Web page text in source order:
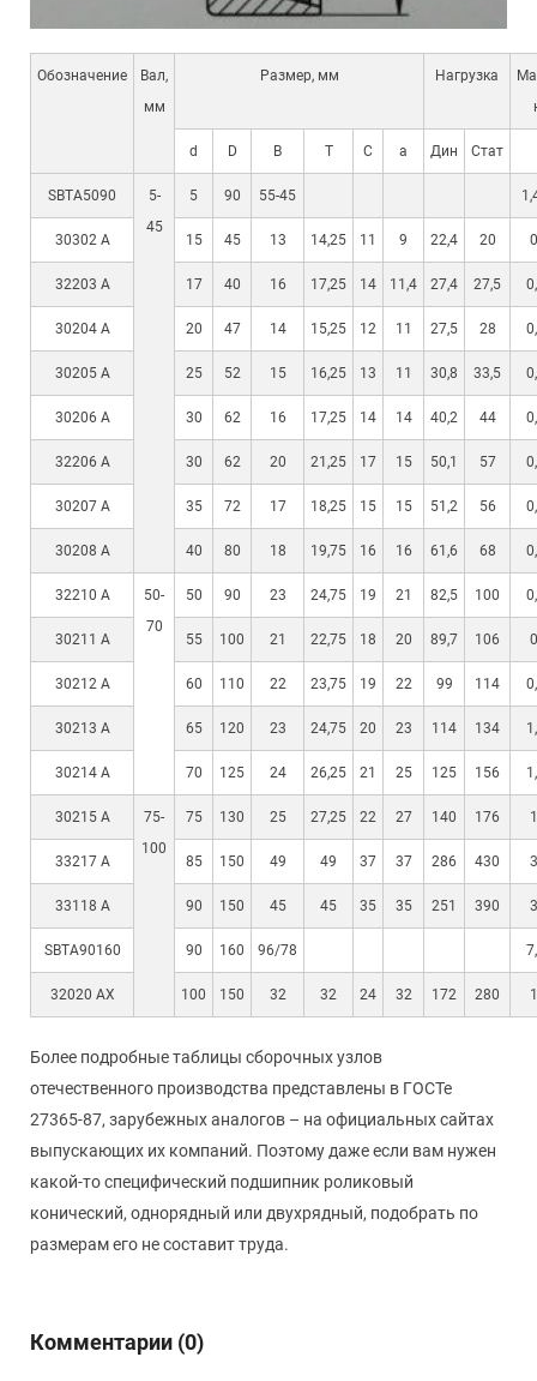
Обозначение
Вал,
мм
Размер, мм Нагрузка
d D B T C a Дин Стат
SBTA5090
5-
45
5 90 55-45
30302 А 15 45 13 14,25 11 9 22,4 20
32203 А 17 40 16 17,25 14 11,4 27,4 27,5
30204 А 20 47 14 15,25 12 11 27,5 28
30205 A 25 52 15 16,25 13 11 30,8 33,5
30206 A 30 62 16 17,25 14 14 40,2 44
32206 A 30 62 20 21,25 17 15 50,1 57
30207 A 35 72 17 18,25 15 15 51,2 56
30208 A 40 80 18 19,75 16 16 61,6 68
32210 A
50-
70
50 90 23 24,75 19 21 82,5 100
30211 A 55 100 21 22,75 18 20 89,7 106
30212 A 60 110 22 23,75 19 22 99 114
30213 A 65 120 23 24,75 20 23 114 134
30214 A 70 125 24 26,25 21 25 125 156
30215 A
75-
100
75 130 25 27,25 22 27 140 176
33217 A 85 150 49 49 37 37 286 430
33118 A 90 150 45 45 35 35 251 390
SBTA90160 90 160 96/78
32020 AX 100 150 32 32 24 32 172 280
Более подробные таблицы сборочных узлов
отечественного производства представлены в ГОСТе
27365-87, зарубежных аналогов – на официальных сайтах
выпускающих их компаний. Поэтому даже если вам нужен
какой-то специфический подшипник роликовый
конический, однорядный или двухрядный, подобрать по
размерам его не составит труда.
Комментарии (0)